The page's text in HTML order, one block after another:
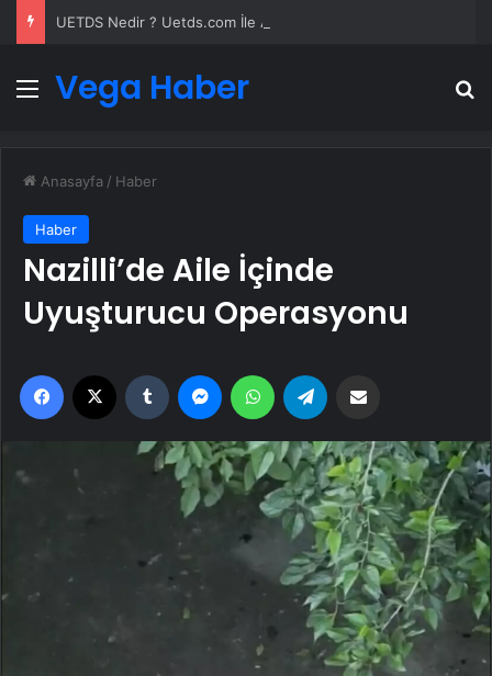
Menü
Vega Haber
Anasayfa / Haber
Haber
Nazilli’de Aile İçinde
Uyuşturucu Operasyonu
Facebook Tumblr MessengerWhatsApp